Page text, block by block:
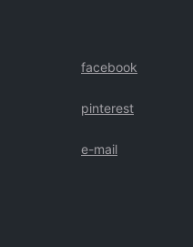
facebook
pinterest
e-mail